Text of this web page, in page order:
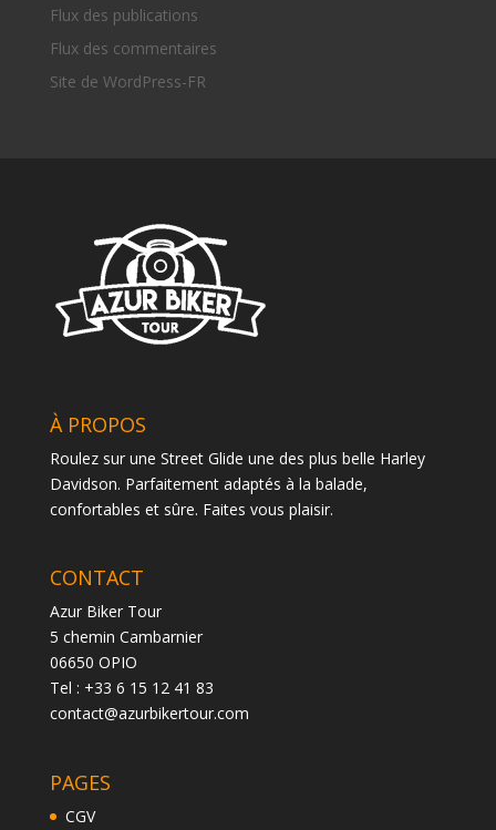
Flux des publications
Flux des commentaires
Site de WordPress-FR
À PROPOS
Roulez sur une Street Glide une des plus belle Harley
Davidson. Parfaitement adaptés à la balade,
confortables et sûre. Faites vous plaisir.
CONTACT
Azur Biker Tour
5 chemin Cambarnier
06650 OPIO
Tel : +33 6 15 12 41 83
contact@azurbikertour.com
PAGES
CGV